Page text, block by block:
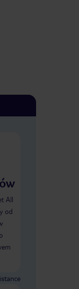
All
od